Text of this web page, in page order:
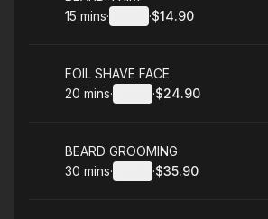
.Duration:
15 mins· ·
. Price
$14.90
Book
FOIL SHAVE FACE
.Duration:
20 mins· ·
.Price:
$24.90
Book
BEARD GROOMING
.Duration:
30 mins· ·
.Price
$35.90